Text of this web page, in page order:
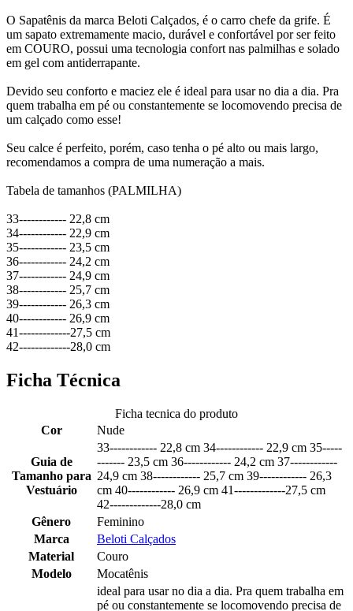
O Sapatênis da marca Beloti Calçados, é o carro chefe da grife. É
um sapato extremamente macio, durável e confortável por ser feito
em COURO, possui uma tecnologia confort nas palmilhas e solado
em gel com antiderrapante.
Devido seu conforto e maciez ele é ideal para usar no dia a dia. Pra
quem trabalha em pé ou constantemente se locomovendo precisa de
um calçado como esse!
Seu calce é perfeito, porém, caso tenha o pé alto ou mais largo,
recomendamos a compra de uma numeração a mais.
Tabela de tamanhos (PALMILHA)
33------------ 22,8 cm
34------------ 22,9 cm
35------------ 23,5 cm
36------------ 24,2 cm
37------------ 24,9 cm
38------------ 25,7 cm
39------------ 26,3 cm
40------------ 26,9 cm
41-------------27,5 cm
42-------------28,0 cm
Ficha Técnica
Ficha tecnica do produto
Cor
Nude
Guia de
Tamanho para
Vestuário
33------------ 22,8 cm 34------------ 22,9 cm 35-----
------- 23,5 cm 36------------ 24,2 cm 37------------
24,9 cm 38------------ 25,7 cm 39------------ 26,3
cm 40------------ 26,9 cm 41-------------27,5 cm
42-------------28,0 cm
Gênero
Feminino
Marca
Beloti Calçados
Material
Couro
Modelo
Mocatênis
ideal para usar no dia a dia. Pra quem trabalha em
pé ou constantemente se locomovendo precisa de